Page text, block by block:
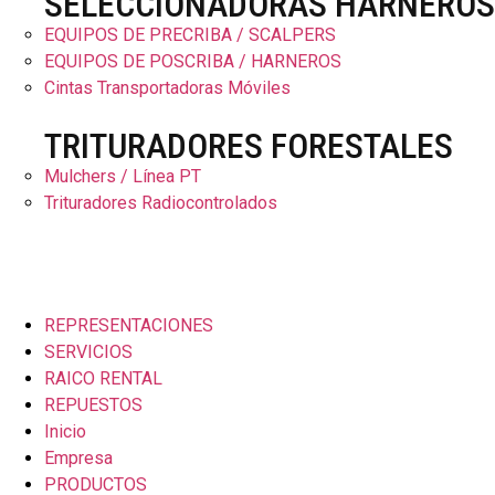
EQUIPOS DE PRECRIBA / SCALPERS
EQUIPOS DE POSCRIBA / HARNEROS
Cintas Transportadoras Móviles
TRITURADORES FORESTALES
Mulchers / Línea PT
Trituradores Radiocontrolados
REPRESENTACIONES
SERVICIOS
RAICO RENTAL
REPUESTOS
Inicio
Empresa
PRODUCTOS